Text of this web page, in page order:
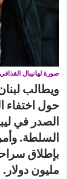
صورة لهانيبال القذافي مؤرخة
ويطالب
حول اختفاء
السلطة. وأمر
مليون دولار.